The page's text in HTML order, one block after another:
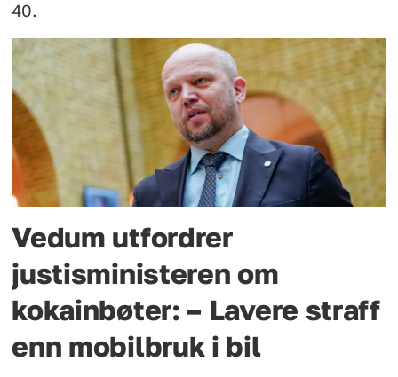
40.
Vedum utfordrer
justisministeren om
kokainbøter: – Lavere straff
enn mobilbruk i bil